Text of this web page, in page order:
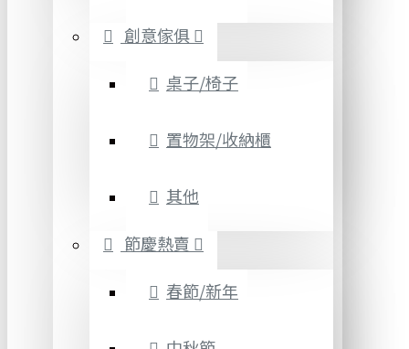
創意傢俱
桌子/椅子
置物架/收納櫃
其他
節慶熱賣
春節/新年